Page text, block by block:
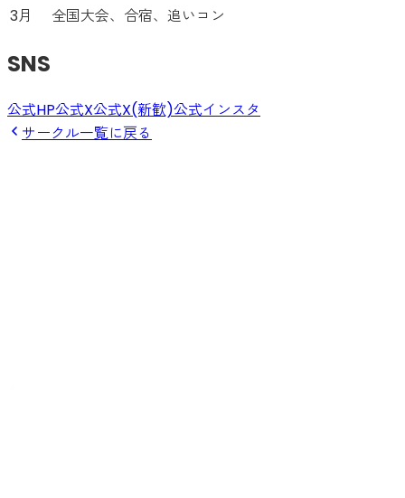
3月
全国大会、合宿、追いコン
SNS
公式HP公式X公式X(新歓)公式インスタ
サークル一覧に戻る